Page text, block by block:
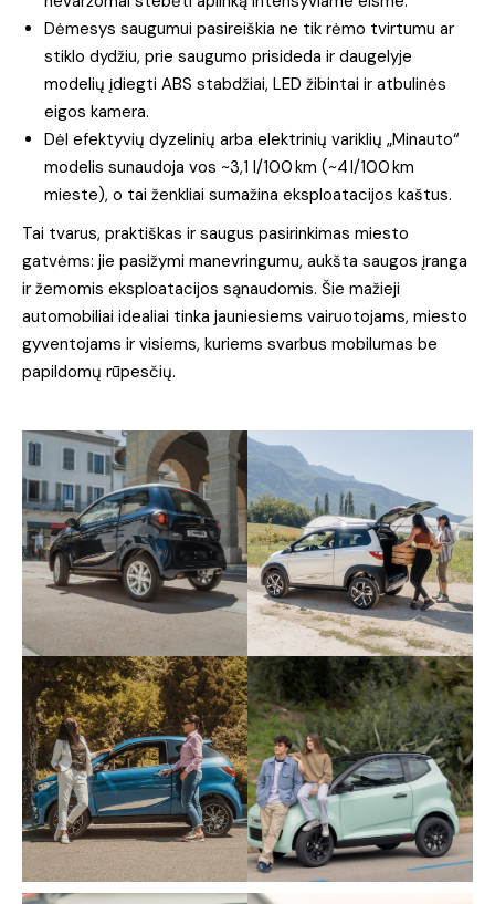
Dėmesys saugumui pasireiškia ne tik rėmo tvirtumu ar
stiklo dydžiu, prie saugumo prisideda ir daugelyje
modelių įdiegti ABS stabdžiai, LED žibintai ir atbulinės
eigos kamera.
Dėl efektyvių dyzelinių arba elektrinių variklių „Minauto“
modelis sunaudoja vos ~3,1 l/100 km (~4 l/100 km
mieste), o tai ženkliai sumažina eksploatacijos kaštus.
Tai tvarus, praktiškas ir saugus pasirinkimas miesto
gatvėms: jie pasižymi manevringumu, aukšta saugos įranga
ir žemomis eksploatacijos sąnaudomis. Šie mažieji
automobiliai idealiai tinka jauniesiems vairuotojams, miesto
gyventojams ir visiems, kuriems svarbus mobilumas be
papildomų rūpesčių.